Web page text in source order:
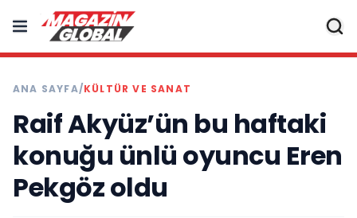
ANA SAYFA/KÜLTÜR VE SANAT
Raif Akyüz’ün bu haftaki
konuğu ünlü oyuncu Eren
Pekgöz oldu